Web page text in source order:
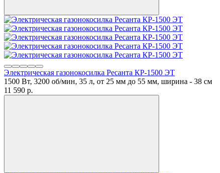
Электрическая газонокосилка Ресанта КР-1500 ЭТ
1500 Вт, 3200 об/мин, 35 л, от 25 мм до 55 мм, ширина - 38 см
11 590 p.